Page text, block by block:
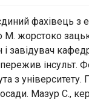
фахівець з
М. жорстоко
завідувач
інсульт.
з
Мазур С.,